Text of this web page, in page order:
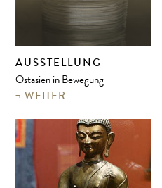
AUSSTELLUNG
Ostasien in Bewegung
WEITER